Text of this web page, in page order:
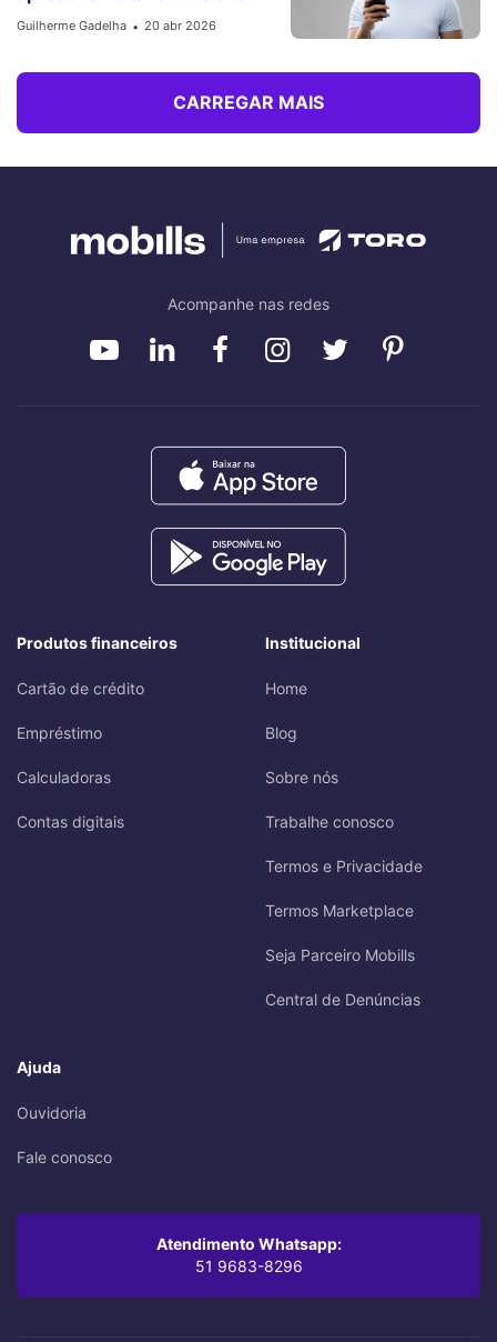
Guilherme Gadelha • 20 abr 2026
CARREGAR MAIS
Acompanhe nas redes
Produtos financeiros
Cartão de crédito
Empréstimo
Calculadoras
Contas digitais
Institucional
Home
Blog
Sobre nós
Trabalhe conosco
Termos e Privacidade
Termos Marketplace
Seja Parceiro Mobills
Central de Denúncias
Ajuda
Ouvidoria
Fale conosco
Atendimento Whatsapp:
51 9683-8296